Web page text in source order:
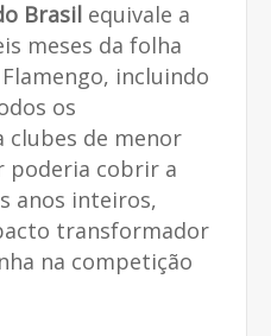
Brasil equivale a
meses da folha
incluindo
os
clubes de menor
poderia cobrir a
anos inteiros,
transformador
na competição